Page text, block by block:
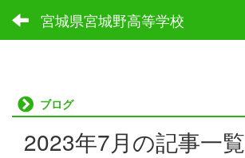
宮城県宮城野高等学校
ブログ
2023年7月の記事一覧